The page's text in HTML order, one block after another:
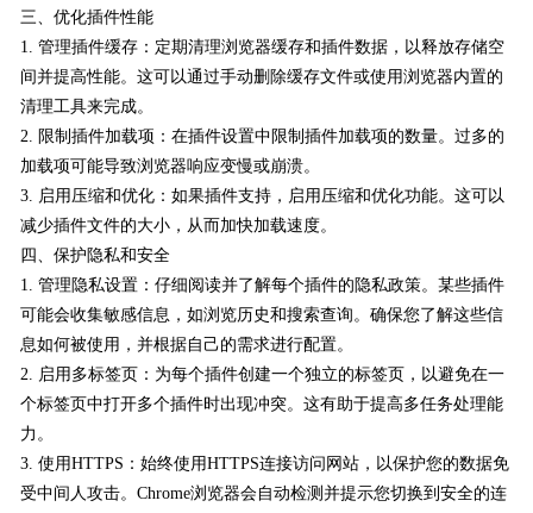
三、优化插件性能
1. 管理插件缓存：定期清理浏览器缓存和插件数据，以释放存储空
间并提高性能。这可以通过手动删除缓存文件或使用浏览器内置的
清理工具来完成。
2. 限制插件加载项：在插件设置中限制插件加载项的数量。过多的
加载项可能导致浏览器响应变慢或崩溃。
3. 启用压缩和优化：如果插件支持，启用压缩和优化功能。这可以
减少插件文件的大小，从而加快加载速度。
四、保护隐私和安全
1. 管理隐私设置：仔细阅读并了解每个插件的隐私政策。某些插件
可能会收集敏感信息，如浏览历史和搜索查询。确保您了解这些信
息如何被使用，并根据自己的需求进行配置。
2. 启用多标签页：为每个插件创建一个独立的标签页，以避免在一
个标签页中打开多个插件时出现冲突。这有助于提高多任务处理能
力。
3. 使用HTTPS：始终使用HTTPS连接访问网站，以保护您的数据免
受中间人攻击。Chrome浏览器会自动检测并提示您切换到安全的连